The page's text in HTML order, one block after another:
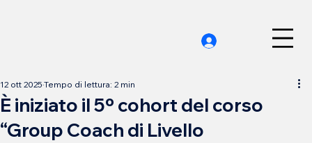
È iniziato il 5º cohort del corso
“Group Coach di Livello
12 ott 2025 Tempo di lettura: 2 min